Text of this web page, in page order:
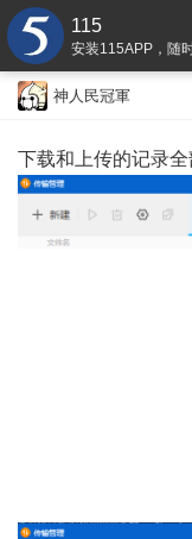
115
安装115APP，随
神人民冠軍
下载和上传的记录